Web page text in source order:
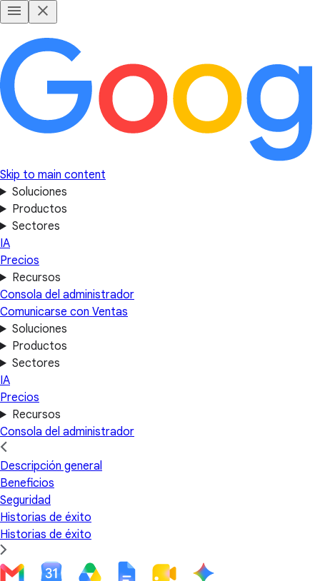
Skip to main content
Soluciones
Productos
Sectores
IA
Precios
Recursos
Consola del administrador
Comunicarse con Ventas
Soluciones
Productos
Sectores
IA
Precios
Recursos
Consola del administrador
Descripción general
Beneficios
Seguridad
Historias de éxito
Historias de éxito